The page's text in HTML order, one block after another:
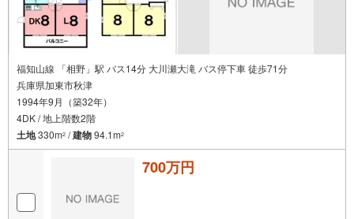
福知山線 「相野」駅 バス14分 大川瀬大滝 バス停下車 徒歩71分
兵庫県加東市秋津
1994年9月（築32年）
4DK / 地上階数2階
土地330m2 /建物94.1m2
700万円